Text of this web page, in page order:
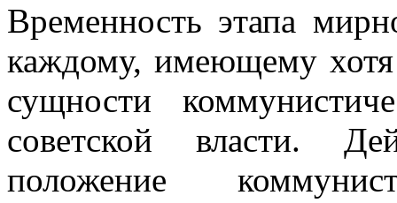
Временность этапа
каждому, имеющему хотя
сущности
советской власти.
положение